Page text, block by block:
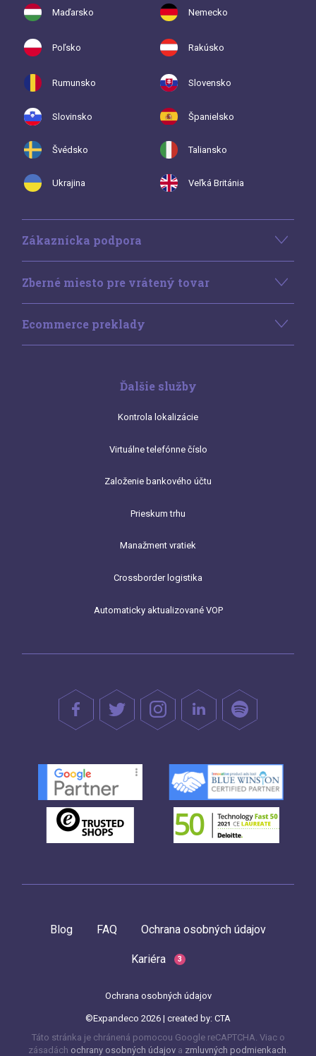
Maďarsko Nemecko
Poľsko Rakúsko
Rumunsko Slovensko
Slovinsko Španielsko
Švédsko Taliansko
Ukrajina Veľká Británia
Zákaznícka podpora
Zberné miesto pre vrátený tovar
Ecommerce preklady
Ďalšie služby
Kontrola lokalizácie
Virtuálne telefónne číslo
Založenie bankového účtu
Prieskum trhu
Manažment vratiek
Crossborder logistika
Automaticky aktualizované VOP
Blog FAQ Ochrana osobných údajov
Kariéra 3
Ochrana osobných údajov
©Expandeco 2026 | created by: CTA
Táto stránka je chránená pomocou Google reCAPTCHA. Viac o
zásadách ochrany osobných údajova zmluvných podmienkach.